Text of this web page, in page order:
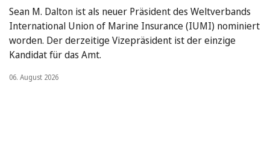
Sean M. Dalton ist als neuer Präsident des Weltverbands
International Union of Marine Insurance (IUMI) nominiert
worden. Der derzeitige Vizepräsident ist der einzige
Kandidat für das Amt.
06. August 2026